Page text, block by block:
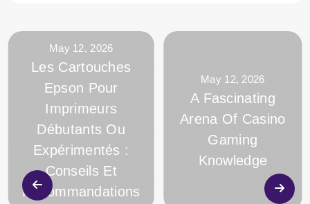
May 12, 2026
Les Cartouches
Epson Pour
Imprimeurs
Débutants Ou
Expérimentés :
Conseils Et
Recommandations
May 12, 2026
A Fascinating
Arena Of Casino
Gaming
Knowledge